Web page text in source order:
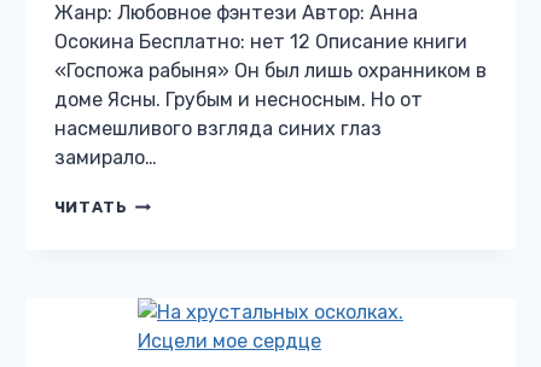
Жанр: Любовное фэнтези Автор: Анна
Осокина Бесплатно: нет 12 Описание книги
«Госпожа рабыня» Он был лишь охранником в
доме Ясны. Грубым и несносным. Но от
насмешливого взгляда синих глаз
замирало…
ЧИТАТЬ ГОСПОЖА